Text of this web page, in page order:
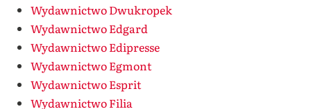
Wydawnictwo Dwukropek
Wydawnictwo Edgard
Wydawnictwo Edipresse
Wydawnictwo Egmont
Wydawnictwo Esprit
Wydawnictwo Filia